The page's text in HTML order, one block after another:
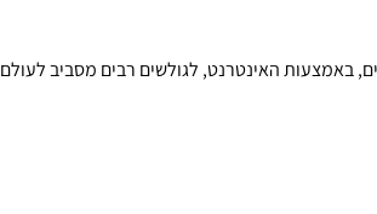
,באמצעות האינטרנט, לגולשים רבים מסביב לעולם